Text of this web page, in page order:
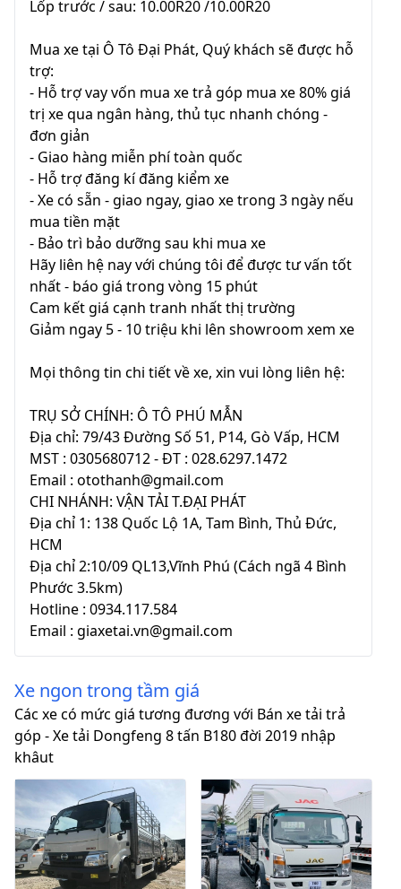
Lốp trước / sau: 10.00R20 /10.00R20
Mua xe tại Ô Tô Đại Phát, Quý khách sẽ được hỗ
trợ:
- Hỗ trợ vay vốn mua xe trả góp mua xe 80% giá
trị xe qua ngân hàng, thủ tục nhanh chóng -
đơn giản
- Giao hàng miễn phí toàn quốc
- Hỗ trợ đăng kí đăng kiểm xe
- Xe có sẵn - giao ngay, giao xe trong 3 ngày nếu
mua tiền mặt
- Bảo trì bảo dưỡng sau khi mua xe
Hãy liên hệ nay với chúng tôi để được tư vấn tốt
nhất - báo giá trong vòng 15 phút
Cam kết giá cạnh tranh nhất thị trường
Giảm ngay 5 - 10 triệu khi lên showroom xem xe
Mọi thông tin chi tiết về xe, xin vui lòng liên hệ:
TRỤ SỞ CHÍNH: Ô TÔ PHÚ MẪN
Địa chỉ: 79/43 Đường Số 51, P14, Gò Vấp, HCM
MST : 0305680712 - ĐT : 028.6297.1472
Email : otothanh@gmail.com
CHI NHÁNH: VẬN TẢI T.ĐẠI PHÁT
Địa chỉ 1: 138 Quốc Lộ 1A, Tam Bình, Thủ Đức,
HCM
Địa chỉ 2:10/09 QL13,Vĩnh Phú (Cách ngã 4 Bình
Phước 3.5km)
Hotline : 0934.117.584
Email : giaxetai.vn@gmail.com
Xe ngon trong tầm giá
Các xe có mức giá tương đương với Bán xe tải trả
góp - Xe tải Dongfeng 8 tấn B180 đời 2019 nhập
khâut